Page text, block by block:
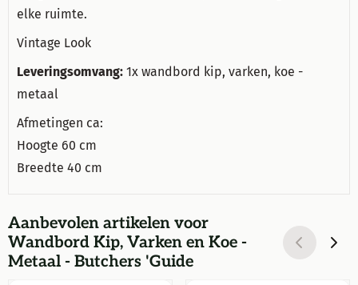
elke ruimte.
Vintage Look
Leveringsomvang: 1x wandbord kip, varken, koe -
metaal
Afmetingen ca:
Hoogte 60 cm
Breedte 40 cm
Aanbevolen artikelen voor
Wandbord Kip, Varken en Koe -
Metaal - Butchers 'Guide